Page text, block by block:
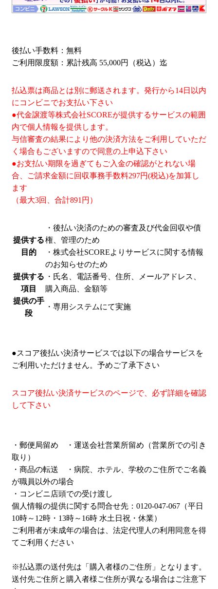
後払い手数料：無料
ご利用限度額：累計残高 55,000円（税込）迄
払込票は商品とは別に郵送されます。発行から14日以内
にコンビニでお支払い下さい
●代金譲渡等株式会社SCOREが提供するサービスの範囲
内で個人情報を提供します。
与信審査の結果により他の決済方法をご利用していただ
く場合もございますので同意の上申込下さい
●お支払い期限を過ぎてもご入金の確認がとれない場
合、ご請求金額に回収事務手数料297円(税込)を加算し
ます
（最大3回、合計891円）
提供する
目的
・後払い決済のための審査及び代金回収や債
権、管理のため
・株式会社SCOREよりサービスに関する情報
のお知らせのため
提供する
項目
・氏名、電話番号、住所、メールアドレス、
購入商品、金額等
提供の手
段
・専用システムにて実施
●スコア後払い決済サービスでは以下の場合サービスを
ご利用いただけません。予めご了承下さい
スコア後払い決済サービスのページで、必ず詳細を確認
して下さい
・郵便局留め ・運送会社営業所留め（営業所での引き
取り）
・商品の転送 ・病院、ホテル、学校のご住所でご名義
が職員以外の場合
・コンビニ店頭での受け渡し
個人情報の提供に関する問合せ先：0120-047-067（平日
10時～12時・13時～16時 水土日祝・休業）
ご利用者が未成年の場合は、法定代理人の利用同意を得
てご利用ください
※払込票の送付先は「購入者様のご住所」となります。
送付先ご住所と購入者様ご住所が異なる場合はご注意下